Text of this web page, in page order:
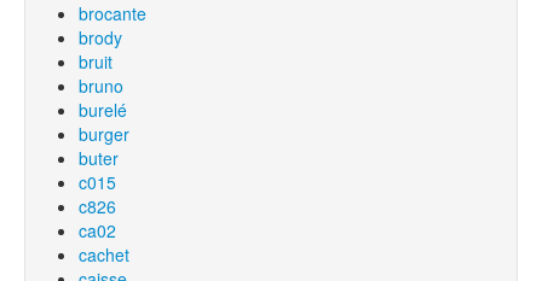
brocante
brody
bruit
bruno
burelé
burger
buter
c015
c826
ca02
cachet